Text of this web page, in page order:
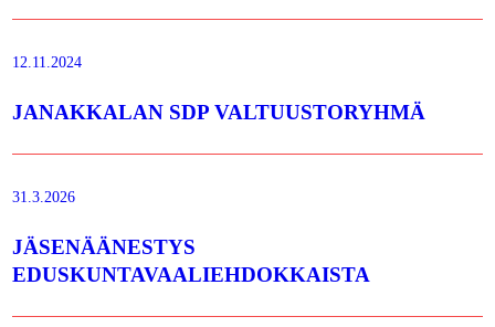
12.11.2024
JANAKKALAN SDP VALTUUSTORYHMÄ
31.3.2026
JÄSENÄÄNESTYS
EDUSKUNTAVAALIEHDOKKAISTA